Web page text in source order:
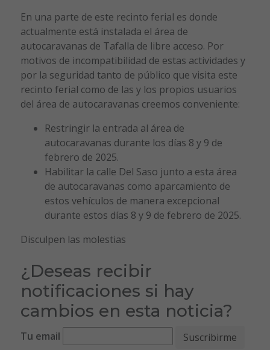
En una parte de este recinto ferial es donde
actualmente está instalada el área de
autocaravanas de Tafalla de libre acceso. Por
motivos de incompatibilidad de estas actividades y
por la seguridad tanto de público que visita este
recinto ferial como de las y los propios usuarios
del área de autocaravanas creemos conveniente:
Restringir la entrada al área de
autocaravanas durante los días 8 y 9 de
febrero de 2025.
Habilitar la calle Del Saso junto a esta área
de autocaravanas como aparcamiento de
estos vehículos de manera excepcional
durante estos días 8 y 9 de febrero de 2025.
Disculpen las molestias
¿Deseas recibir
notificaciones si hay
cambios en esta noticia?
Tu email